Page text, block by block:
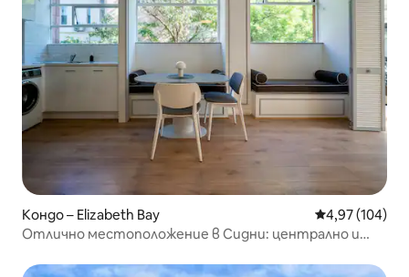
Кондо – Elizabeth Bay Средна
4,97 (104)
Отлично местоположение в Сидни: централно и